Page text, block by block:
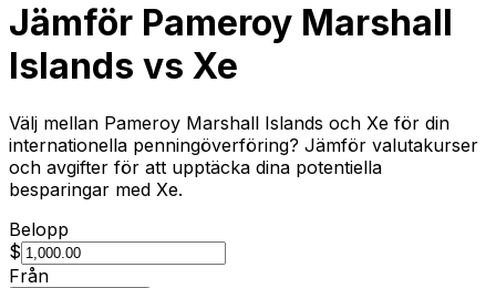
Jämför Pameroy Marshall
Islands vs Xe
Välj mellan Pameroy Marshall Islands och Xe för din
internationella penningöverföring? Jämför valutakurser
och avgifter för att upptäcka dina potentiella
besparingar med Xe.
Belopp
$
Från